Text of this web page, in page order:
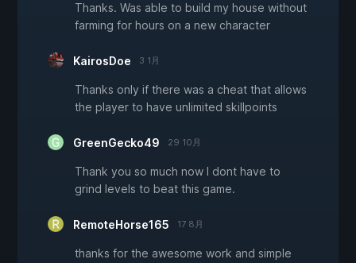
Thanks. Was able to build my house without
farming for hours on a new character
KairosDoe 3 1月
Thanks only if there was a cheat that allows
the player to have unlimited skillpoints
GreenGecko49 29 10月
Thank you so much now I dont have to
grind levels to beat this game.
RemoteHorse165 17 8月
thanks for the awesome work and simple